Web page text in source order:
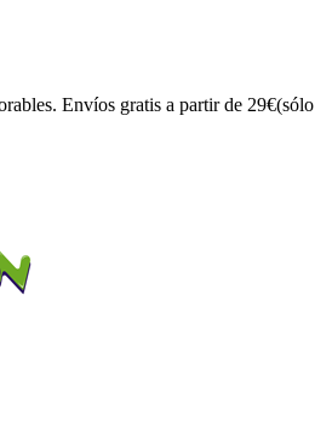
Envíos gratis a partir de 29€(sólo